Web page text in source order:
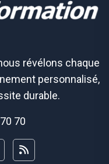
révélons chaque
personnalisé,
durable.
70